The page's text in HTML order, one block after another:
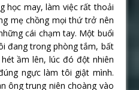
học may, làm việc rất thoải
mẹ chồng mọi thứ trở nên
cái chạm tay. Một buổi
đang trong phòng tắm, bất
ầm lên, lúc đó đột nhiên
ngực làm tôi giật mình.
ông trung niên choàng vào